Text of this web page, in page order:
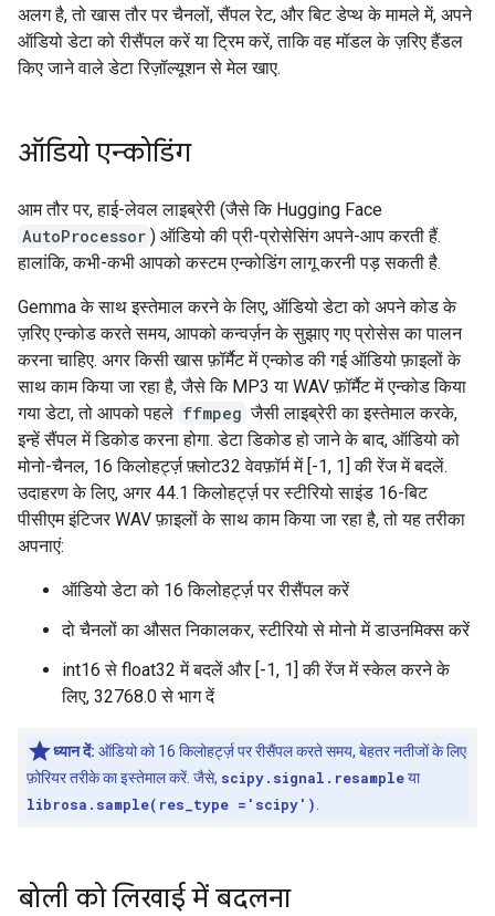
अलग है, तो खास तौर पर चैनलों, सैंपल रेट, और बिट डेप्थ के मामले में, अपने
ऑडियो डेटा को रीसैंपल करें या ट्रिम करें, ताकि वह मॉडल के ज़रिए हैंडल
किए जाने वाले डेटा रिज़ॉल्यूशन से मेल खाए.
ऑडियो एन्कोडिंग
आम तौर पर, हाई-लेवल लाइब्रेरी (जैसे कि Hugging Face
AutoProcessor ) ऑडियो की प्री-प्रोसेसिंग अपने-आप करती हैं.
हालांकि, कभी-कभी आपको कस्टम एन्कोडिंग लागू करनी पड़ सकती है.
Gemma के साथ इस्तेमाल करने के लिए, ऑडियो डेटा को अपने कोड के
ज़रिए एन्कोड करते समय, आपको कन्वर्ज़न के सुझाए गए प्रोसेस का पालन
करना चाहिए. अगर किसी खास फ़ॉर्मैट में एन्कोड की गई ऑडियो फ़ाइलों के
साथ काम किया जा रहा है, जैसे कि MP3 या WAV फ़ॉर्मैट में एन्कोड किया
गया डेटा, तो आपको पहले ffmpeg जैसी लाइब्रेरी का इस्तेमाल करके,
इन्हें सैंपल में डिकोड करना होगा. डेटा डिकोड हो जाने के बाद, ऑडियो को
मोनो-चैनल, 16 किलोहर्ट्ज़ फ़्लोट32 वेवफ़ॉर्म में [-1, 1] की रेंज में बदलें.
उदाहरण के लिए, अगर 44.1 किलोहर्ट्ज़ पर स्टीरियो साइंड 16-बिट
पीसीएम इंटिजर WAV फ़ाइलों के साथ काम किया जा रहा है, तो यह तरीका
अपनाएं:
ऑडियो डेटा को 16 किलोहर्ट्ज़ पर रीसैंपल करें
दो चैनलों का औसत निकालकर, स्टीरियो से मोनो में डाउनमिक्स करें
int16 से float32 में बदलें और [-1, 1] की रेंज में स्केल करने के
लिए, 32768.0 से भाग दें
ध्यान दें: ऑडियो को 16 किलोहर्ट्ज़ पर रीसैंपल करते समय, बेहतर नतीजों के लिए
फ़ोरियर तरीके का इस्तेमाल करें. जैसे, scipy.signal.resampleया
librosa.sample(res_type ='scipy')
बोली को लिखाई में बदलना